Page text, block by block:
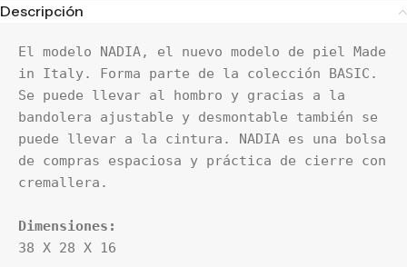
Descripción
El modelo NADIA, el nuevo modelo de piel Made
in Italy. Forma parte de la colección BASIC.
Se puede llevar al hombro y gracias a la
bandolera ajustable y desmontable también se
puede llevar a la cintura. NADIA es una bolsa
de compras espaciosa y práctica de cierre con
38 X 28 X 16